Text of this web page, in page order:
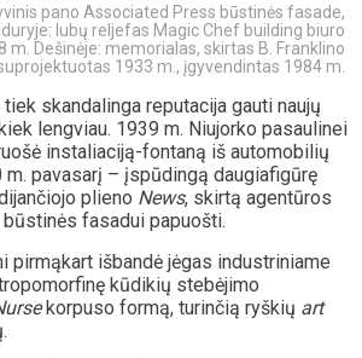
pano Associated Press būstinės fasade,
lubų reljefas Magic Chef building biuro
m. Dešinėje: memorialas, skirtas B. Franklino
1933 m., įgyvendintas 1984 m.
skandalinga reputacija gauti naujų
lengviau. 1939 m. Niujorko pasaulinei
instaliaciją-fontaną iš automobilių
m. pavasarį – įspūdingą daugiafigūrę
plieno News, skirtą agentūros
fasadui papuošti.
pirmąkart išbandė jėgas industriniame
kūdikių stebėjimo
korpuso formą, turinčią ryškių art